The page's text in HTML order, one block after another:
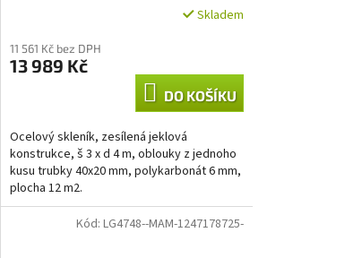
M
Skladem
11 561 Kč bez DPH
13 989 Kč
DO KOŠÍKU
Ocelový skleník, zesílená jeklová
konstrukce, š 3 x d 4 m, oblouky z jednoho
kusu trubky 40x20 mm, polykarbonát 6 mm,
plocha 12 m2.
Kód: LG4748--MAM-1247178725-